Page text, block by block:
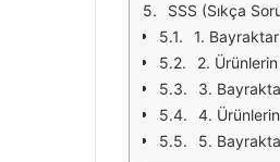
SSS (Sıkça
1.
2.
3.
4.
5.